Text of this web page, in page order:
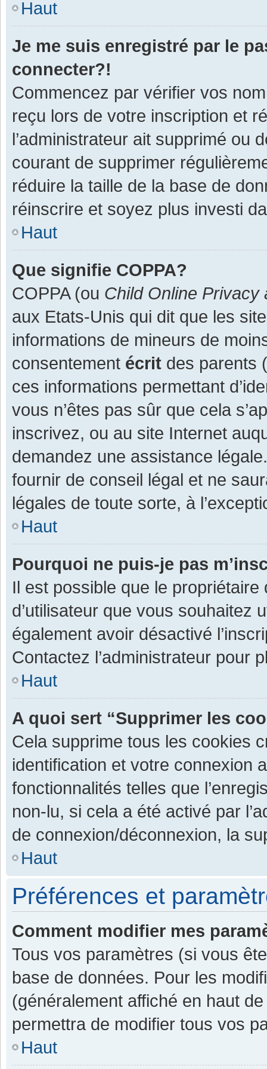
Haut
Je me suis enregistré par le
connecter?!
Commencez par vérifier vos
reçu lors de votre inscription et
l’administrateur ait supprimé ou
courant de supprimer
réduire la taille de la base de
réinscrire et soyez plus investi
Haut
Que signifie COPPA?
COPPA (ou Child Online Privacy
aux Etats-Unis qui dit que les
informations de mineurs de
consentement écrit des parents
ces informations permettant
vous n’êtes pas sûr que cela
inscrivez, ou au site Internet
demandez une assistance
fournir de conseil légal et ne
légales de toute sorte, à
Haut
Pourquoi ne puis-je pas
Il est possible que le
d’utilisateur que vous souhaitez
également avoir désactivé
Contactez l’administrateur pour
Haut
A quoi sert “Supprimer les
Cela supprime tous les cookies
identification et votre connexion
fonctionnalités telles que
non-lu, si cela a été activé par
de connexion/déconnexion, la
Haut
Préférences et
Comment modifier mes
Tous vos paramètres (si vous
base de données. Pour les
(généralement affiché en haut
permettra de modifier tous vos
Haut